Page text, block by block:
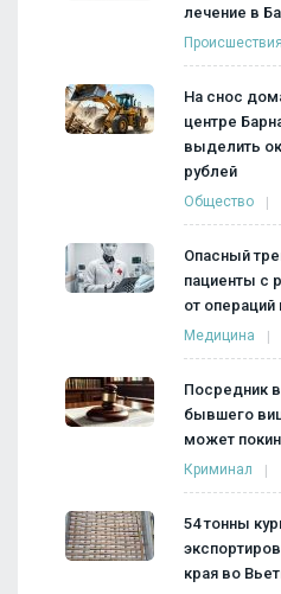
лечение в
Происшествия
На снос
центре
выделить
рублей
Общество
Опасный
пациенты с
от операций
Медицина
Посредник
бывшего
может
Криминал
54 тонны
края во